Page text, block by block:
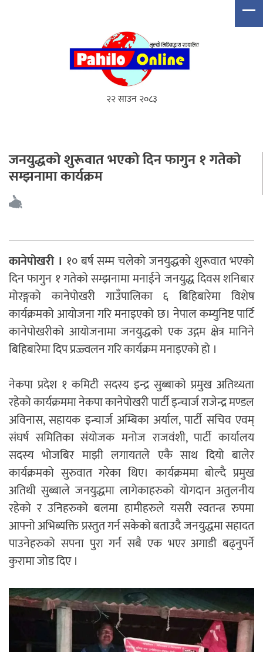
२२ साउन २०८३
जनयुद्धको शुरूवात भएको दिन फागुन १ गतेको
सम्झनामा कार्यक्रम
कानेपोखरी । १० बर्ष सम्म चलेको जनयुद्धको शुरूवात भएको
दिन फागुन १ गतेको सम्झनामा मनाईने जनयुद्ध दिवस शनिबार
मोरङ्गको कानेपोखरी गाउँपालिका ६ बिहिबारेमा विशेष
कार्यक्रमको आयोजना गरि मनाइएको छ। नेपाल कम्युनिष्ट पार्टि
कानेपोखरीको आयोजनामा जनयुद्धको एक उद्गम क्षेत्र मानिने
बिहिबारेमा दिप प्रज्ज्वलन गरि कार्यक्रम मनाइएको हो ।
नेकपा प्रदेश १ कमिटी सदस्य इन्द्र सुब्बाको प्रमुख अतिथ्यता
रहेको कार्यक्रममा नेकपा कानेपोखरी पार्टी इन्चार्ज राजेन्द्र मण्डल
अविनास, सहायक इन्चार्ज अम्बिका अर्याल, पार्टी सचिव एवम्
संघर्ष समितिका संयोजक मनोज राजवंशी, पार्टी कार्यालय
सदस्य भोजबिर माझी लगायतले एकै साथ दियो बालेर
कार्यक्रमको सुरुवात गरेका थिए। कार्यक्रममा बोल्दै प्रमुख
अतिथी सुब्बाले जनयुद्धमा लागेकाहरुको योगदान अतुलनीय
रहेको र उनिहरुको बलमा हामीहरुले यसरी स्वतन्त्र रुपमा
आफ्नो अभिब्यक्ति प्रस्तुत गर्न सकेको बताउदै जनयुद्धमा सहादत
पाउनेहरुको सपना पुरा गर्न सबै एक भएर अगाडी बढ्नुपर्ने
कुरामा जोड दिए ।